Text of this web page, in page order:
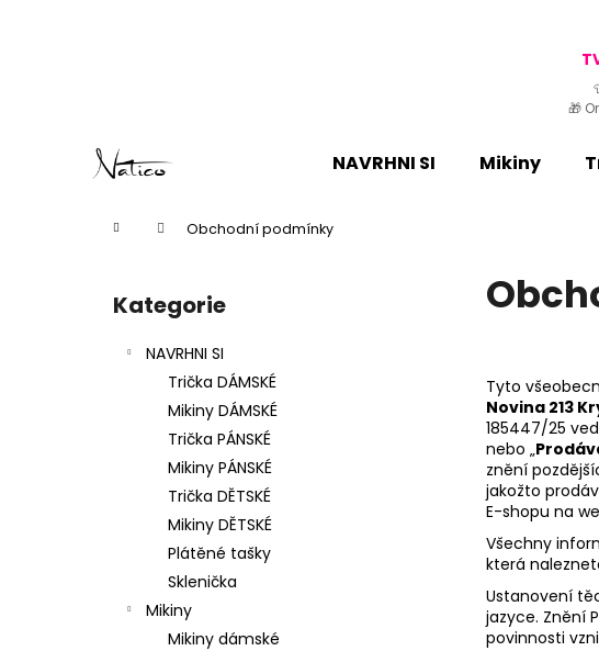
🎁
NAVRHNI SI Mikiny
Domů Obchodní podmínky
Přeskočit
kategorie
Kategorie
NAVRHNI SI
Trička DÁMSKÉ
Mikiny DÁMSKÉ
Trička PÁNSKÉ
Mikiny PÁNSKÉ
Trička DĚTSKÉ
Mikiny DĚTSKÉ
Plátěné tašky
Sklenička
Mikiny
Mikiny dámské
Tyto
Novina 213
185447/25
nebo „
znění
jakožto
E-shopu na
Všechny
která
Ustanovení
jazyce. Znění
povinnosti
Co